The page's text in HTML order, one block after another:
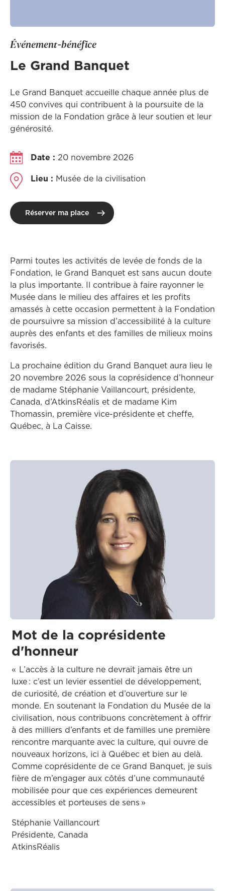
Événement-bénéfice
Le Grand Banquet
Le Grand Banquet accueille chaque année plus de
450 convives qui contribuent à la poursuite de la
mission de la Fondation grâce à leur soutien et leur
générosité.
Date : 20 novembre 2026
Lieu : Musée de la civilisation
Réserver ma place
Parmi toutes les activités de levée de fonds de la
Fondation, le Grand Banquet est sans aucun doute
la plus importante. Il contribue à faire rayonner le
Musée dans le milieu des affaires et les profits
amassés à cette occasion permettent à la Fondation
de poursuivre sa mission d’accessibilité à la culture
auprès des enfants et des familles de milieux moins
favorisés.
La prochaine édition du Grand Banquet aura lieu le
20 novembre 2026 sous la coprésidence d’honneur
de madame Stéphanie Vaillancourt, présidente,
Canada, d’AtkinsRéalis et de madame Kim
Thomassin, première vice-présidente et cheffe,
Québec, à La Caisse.
Mot de la coprésidente
d'honneur
« L’accès à la culture ne devrait jamais être un
luxe : c’est un levier essentiel de développement,
de curiosité, de création et d’ouverture sur le
monde. En soutenant la Fondation du Musée de la
civilisation, nous contribuons concrètement à offrir
à des milliers d’enfants et de familles une première
rencontre marquante avec la culture, qui ouvre de
nouveaux horizons, ici à Québec et bien au delà.
Comme coprésidente de ce Grand Banquet, je suis
fière de m’engager aux côtés d’une communauté
mobilisée pour que ces expériences demeurent
accessibles et porteuses de sens »
Stéphanie Vaillancourt
Présidente, Canada
AtkinsRéalis